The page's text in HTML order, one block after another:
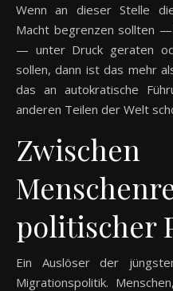
Wenn an dieser Stelle
Macht begrenzen sollten
— unter Druck geraten
sollen, dann ist das mehr
das an autokratische
anderen Teilen der Welt
Zwischen
politischer
Ein Auslöser der
Migrationspolitik.